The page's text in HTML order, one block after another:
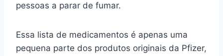
pessoas a parar de fumar.
Essa lista de medicamentos é apenas uma
pequena parte dos produtos originais da Pfizer,